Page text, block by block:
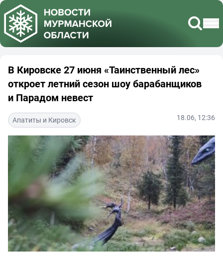
В Кировске 27 июня «Таинственный лес»
откроет летний сезон шоу барабанщиков
и Парадом невест
Апатиты и Кировск 18.06, 12:36